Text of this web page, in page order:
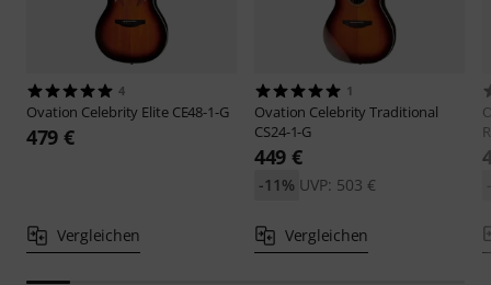
4
Ovation Celebrity Elite CE48-1-G
479 €
Vergleichen
1
Ovation Celebrity Traditional
CS24-1-G
449 €
UVP: 503 €
-11%
Vergleichen